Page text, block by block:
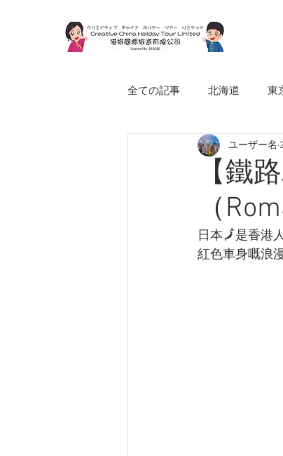
全ての記事 北海道 東
日本節慶小資訊 日本
【鐵
（
ユーザー名
日本🗾是香港
紅色車身嘅浪